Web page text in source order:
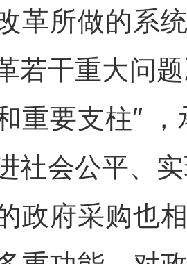
革所做的系
若干重大问
重要支柱”
社会公平、
政府采购也